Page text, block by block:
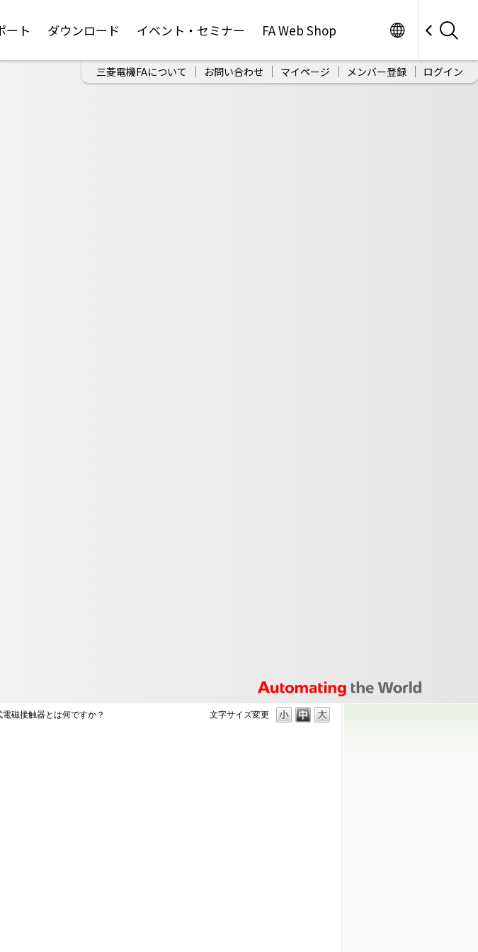
ート ダウンロード イベント・セミナー FA Web Shop
三菱電機FAについて お問い合わせ マイページ メンバー登録 ログイン
文字サイズ変更
電磁接触器とは何ですか？